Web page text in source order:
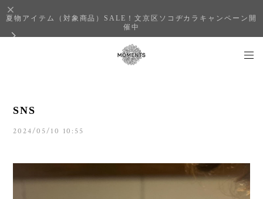
夏物アイテム（対象商品）SALE！文京区ソコヂカラキャンペーン開
催中
SNS
2024/05/10 10:55